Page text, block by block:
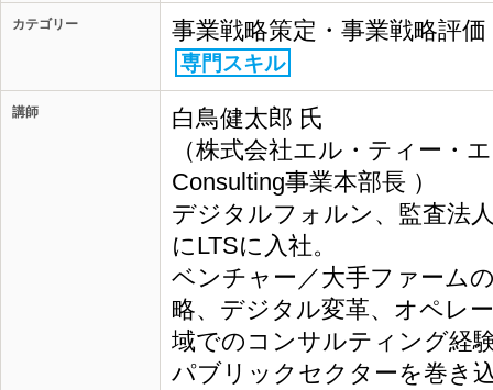
カテゴリー 事業戦略策定・事業戦略
専門スキル
講師
白鳥健太郎 氏
（株式会社エル・ティー
Consulting事業本部長 ）
デジタルフォルン、監査法
にLTSに入社。
ベンチャー／大手ファーム
略、デジタル変革、オペレ
域でのコンサルティング経
パブリックセクターを巻き